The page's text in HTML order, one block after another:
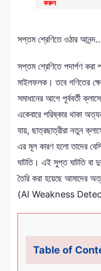
করুন
সপ্তম শ্রেণিতে ওঠার
সপ্তম শ্রেণিতে পদার্পণ করা
মাইলফলক। তবে গণিতের
সমাধানের আগে পূর্ববর্তী
একেবারে পরিষ্কার থাকা
যায়, ছাত্রছাত্রীরা নতুন
এর মূল কারণ হলো তাদের
ঘাটতি। এই সুপ্ত ঘাটতি বা
তৈরি করা হয়েছে আমাদের
(AI Weakness
Table of